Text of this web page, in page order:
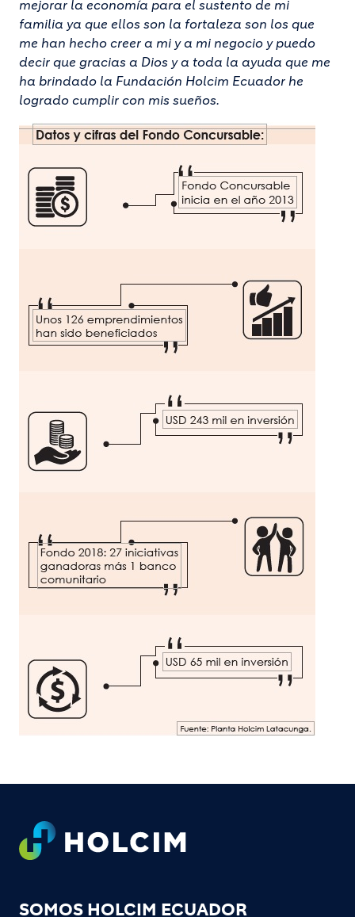
mejorar la economía para el sustento de mi
familia ya que ellos son la fortaleza son los que
me han hecho creer a mi y a mi negocio y puedo
decir que gracias a Dios y a toda la ayuda que me
ha brindado la Fundación Holcim Ecuador he
logrado cumplir con mis sueños.
Footer
SOMOS HOLCIM ECUADOR